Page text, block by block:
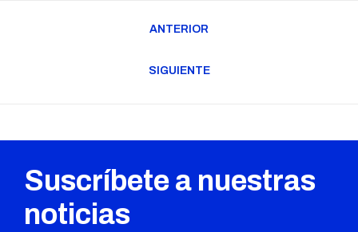
ANTERIOR
SIGUIENTE
Suscríbete a nuestras
noticias